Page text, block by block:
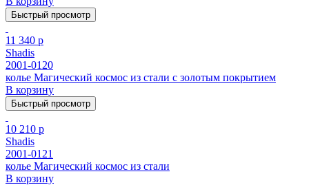
Быстрый просмотр
11 340 р
Shadis
2001-0120
колье Магический космос из стали с золотым покрытием
В корзину
Быстрый просмотр
10 210 р
Shadis
2001-0121
колье Магический космос из стали
В корзину